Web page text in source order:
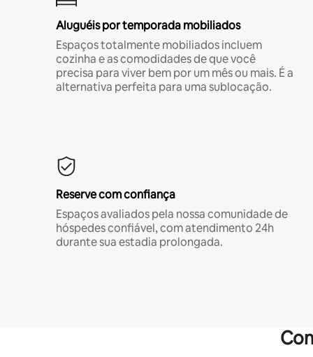
Aluguéis por temporada mobiliados
Espaços totalmente mobiliados incluem
cozinha e as comodidades de que você
precisa para viver bem por um mês ou mais. É a
alternativa perfeita para uma sublocação.
Reserve com confiança
Espaços avaliados pela nossa comunidade de
hóspedes confiável, com atendimento 24h
durante sua estadia prolongada.